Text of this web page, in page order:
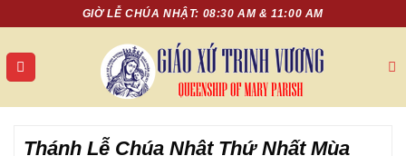
nội
dung
GIỜ LỄ CHÚA NHẬT: 08:30 AM & 11:00 AM
Thánh Lễ Chúa Nhật Thứ Nhất Mùa